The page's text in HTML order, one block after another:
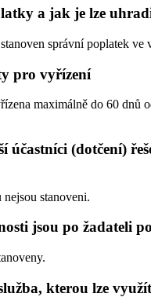
a jak je lze
správní poplatek ve
pro vyřízení
maximálně do 60 dnů
účastníci (dotčení)
stanoveni.
jsou po žadateli
kterou lze využít